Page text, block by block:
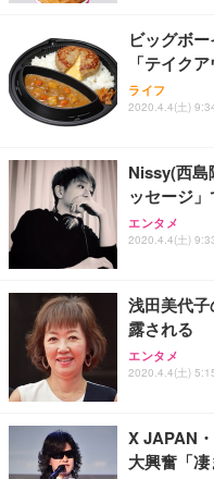
ビッグボ
「テイク
ライフ
2020.4.4(土)
Nissy(西島
ッセージ」
エンタメ
2020.4.4(土)
浅田美代
露される
エンタメ
2020.4.4(土)
X JAPAN
大興奮「凄